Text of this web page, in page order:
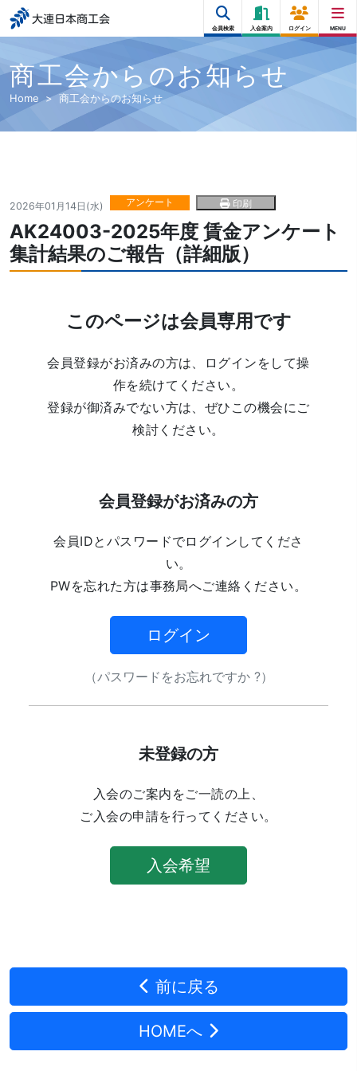
大連日本商工会
会員検索 入会案内 ログイン MENU
商工会からのお知らせ
Home 商工会からのお知らせ
2026年01月14日(水) アンケート 印刷
AK24003-2025年度 賃金アンケート
集計結果のご報告（詳細版）
このページは会員専用です
会員登録がお済みの方は、ログインをして操
作を続けてください。
登録が御済みでない方は、ぜひこの機会にご
検討ください。
会員登録がお済みの方
会員IDとパスワードでログインしてくださ
い。
PWを忘れた方は事務局へご連絡ください。
ログイン
（パスワードをお忘れですか ?）
未登録の方
入会のご案内をご一読の上、
ご入会の申請を行ってください。
入会希望
前に戻る
HOMEへ